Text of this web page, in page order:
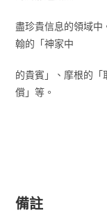
盡珍貴信息的領域中
翰的「神家中
的貴賓」、摩根的
償」等。
備註